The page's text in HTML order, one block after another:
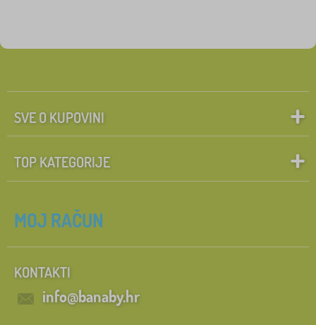
SVE O KUPOVINI
TOP KATEGORIJE
MOJ RAČUN
KONTAKTI
info@banaby.hr